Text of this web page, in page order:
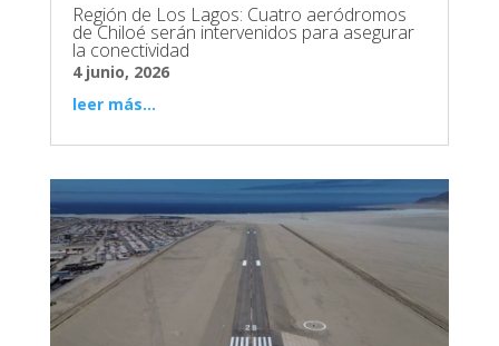
Región de Los Lagos: Cuatro aeródromos
de Chiloé serán intervenidos para asegurar
la conectividad
4 junio, 2026
leer más...